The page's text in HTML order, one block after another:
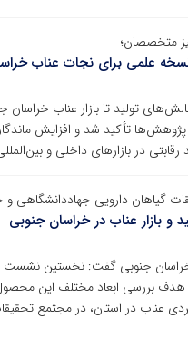
متخصصان؛
نسخه علمی برای نجات عناب
تولید تا بازار عناب خراسان
پژوهش‌ها تأکید شد و افزایش
در بازارهای داخلی و
گیاهان دارویی جهاددانشگاهی و
و بازار عناب در خراسان جنوبی
جنوبی گفت: نخستین نشست
بررسی ابعاد مختلف این محصول
عناب در استان، در مجتمع